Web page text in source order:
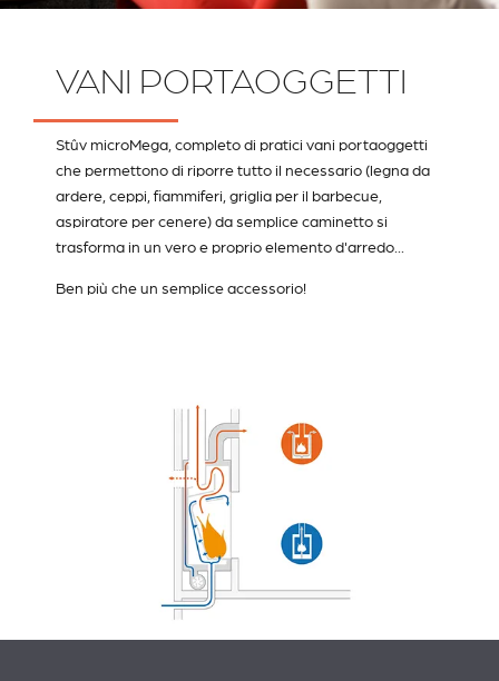
VANI PORTAOGGETTI
Stûv microMega, completo di pratici vani portaoggetti
che permettono di riporre tutto il necessario (legna da
ardere, ceppi, fiammiferi, griglia per il barbecue,
aspiratore per cenere) da semplice caminetto si
trasforma in un vero e proprio elemento d'arredo...
Ben più che un semplice accessorio!